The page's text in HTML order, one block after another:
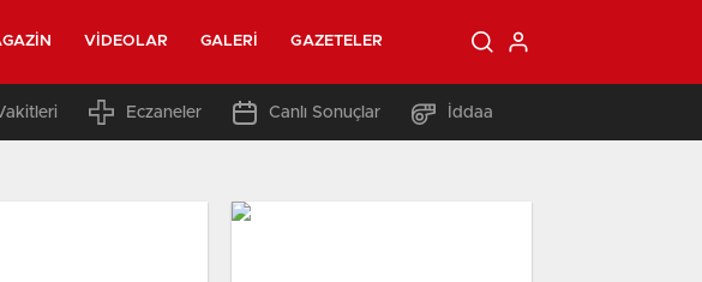
VIDEOLAR GALERI GAZETELER
Eczaneler Canlı Sonuçlar İddaa